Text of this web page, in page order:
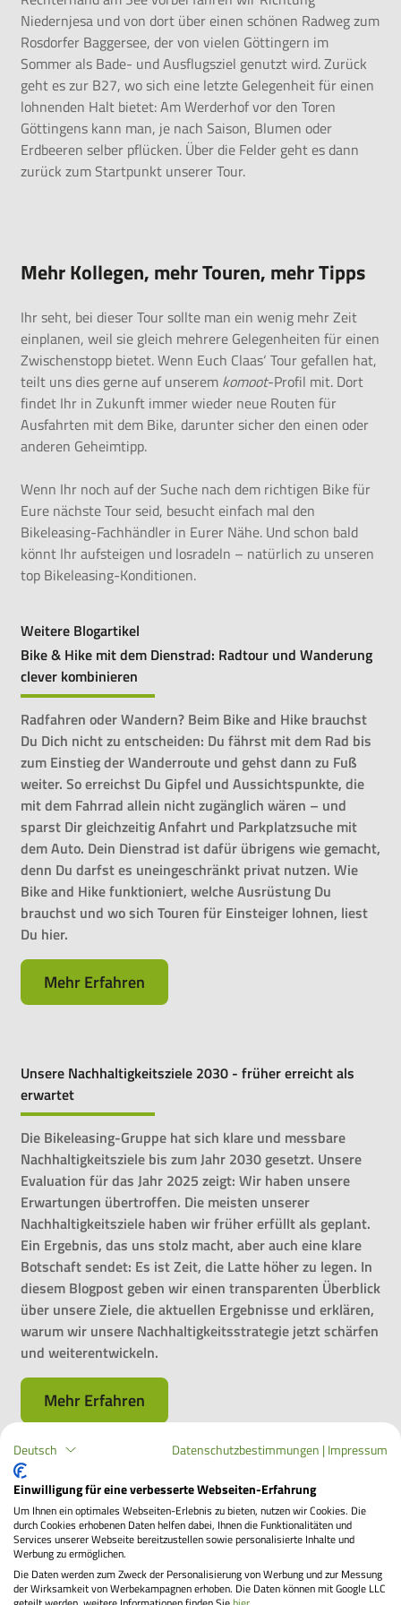
Niedernjesa und von dort über einen schönen Radweg zum
Rosdorfer Baggersee, der von vielen Göttingern im
Sommer als Bade- und Ausflugsziel genutzt wird. Zurück
geht es zur B27, wo sich eine letzte Gelegenheit für einen
lohnenden Halt bietet: Am Werderhof vor den Toren
Göttingens kann man, je nach Saison, Blumen oder
Erdbeeren selber pflücken. Über die Felder geht es dann
zurück zum Startpunkt unserer Tour.
Mehr Kollegen, mehr Touren, mehr Tipps
Ihr seht, bei dieser Tour sollte man ein wenig mehr Zeit
einplanen, weil sie gleich mehrere Gelegenheiten für einen
Zwischenstopp bietet. Wenn Euch Claas‘ Tour gefallen hat,
teilt uns dies gerne auf unserem komoot-Profil mit. Dort
findet Ihr in Zukunft immer wieder neue Routen für
Ausfahrten mit dem Bike, darunter sicher den einen oder
anderen Geheimtipp.
Wenn Ihr noch auf der Suche nach dem richtigen Bike für
Eure nächste Tour seid, besucht einfach mal den
Bikeleasing-Fachhändler in Eurer Nähe. Und schon bald
könnt Ihr aufsteigen und losradeln – natürlich zu unseren
top Bikeleasing-Konditionen.
Weitere Blogartikel
Bike & Hike mit dem Dienstrad: Radtour und Wanderung
clever kombinieren
Radfahren oder Wandern? Beim Bike and Hike brauchst
Du Dich nicht zu entscheiden: Du fährst mit dem Rad bis
zum Einstieg der Wanderroute und gehst dann zu Fuß
weiter. So erreichst Du Gipfel und Aussichtspunkte, die
mit dem Fahrrad allein nicht zugänglich wären – und
sparst Dir gleichzeitig Anfahrt und Parkplatzsuche mit
dem Auto. Dein Dienstrad ist dafür übrigens wie gemacht,
denn Du darfst es uneingeschränkt privat nutzen. Wie
Bike and Hike funktioniert, welche Ausrüstung Du
brauchst und wo sich Touren für Einsteiger lohnen, liest
Du hier.
Mehr Erfahren
Unsere Nachhaltigkeitsziele 2030 - früher erreicht als
erwartet
Die Bikeleasing-Gruppe hat sich klare und messbare
Nachhaltigkeitsziele bis zum Jahr 2030 gesetzt. Unsere
Evaluation für das Jahr 2025 zeigt: Wir haben unsere
Erwartungen übertroffen. Die meisten unserer
Nachhaltigkeitsziele haben wir früher erfüllt als geplant.
Ein Ergebnis, das uns stolz macht, aber auch eine klare
Botschaft sendet: Es ist Zeit, die Latte höher zu legen. In
diesem Blogpost geben wir einen transparenten Überblick
über unsere Ziele, die aktuellen Ergebnisse und erklären,
warum wir unsere Nachhaltigkeitsstrategie jetzt schärfen
und weiterentwickeln.
Mehr Erfahren
Ende der Leasinglaufzeit – was nun?
Dein Dienstrad hat Dich über die Jahre zuverlässig
begleitet, war Dein treuer Begleiter auf dem Weg zur
Arbeit und in der Freizeit. Jetzt neigt sich die
Vertragslaufzeit Deines Leasings dem Ende zu und Du
Deutsch Datenschutzbestimmungen |Impressum
Einwilligung für eine verbesserte Webseiten-Erfahrung
Um Ihnen ein optimales Webseiten-Erlebnis zu bieten, nutzen wir Cookies. Die
durch Cookies erhobenen Daten helfen dabei, Ihnen die Funktionalitäten und
Services unserer Webseite bereitzustellen sowie personalisierte Inhalte und
Werbung zu ermöglichen.
Die Daten werden zum Zweck der Personalisierung von Werbung und zur Messung
der Wirksamkeit von Werbekampagnen erhoben. Die Daten können mit Google LLC